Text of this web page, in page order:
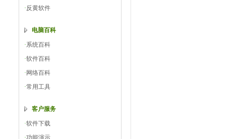
·反黄软件
电脑百科
·系统百科
·软件百科
· 网络百科
·常用工具
客户服务
·软件下载
·功能演示